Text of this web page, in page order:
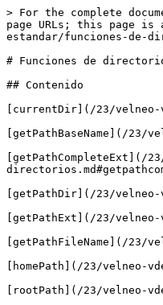
> For the complete
page URLs; this page is
estandar/funciones-de-
# Funciones de
## Contenido
[currentDir](/23/
[getPathBaseName](/
[getPathCompleteExt](/
[getPathDir](/23/
[getPathExt](/23/
[getPathFileName](/23/
[homePath](/23/velneo-
[rootPath](/23/velneo-